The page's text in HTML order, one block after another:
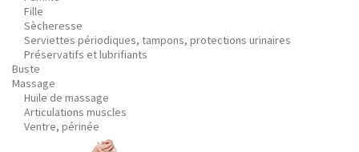
Fille
Sècheresse
Serviettes périodiques, tampons, protections urinaires
Préservatifs et lubrifiants
Buste
Massage
Huile de massage
Articulations muscles
Ventre, périnée